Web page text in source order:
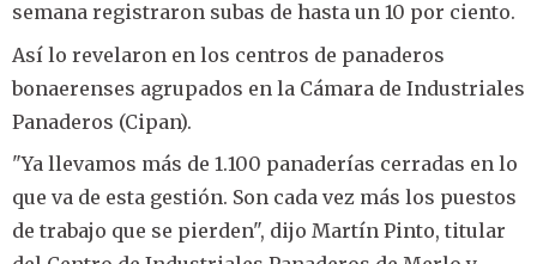
semana registraron subas de hasta un 10 por ciento.
Así lo revelaron en los centros de panaderos
bonaerenses agrupados en la Cámara de Industriales
Panaderos (Cipan).
"Ya llevamos más de 1.100 panaderías cerradas en lo
que va de esta gestión. Son cada vez más los puestos
de trabajo que se pierden", dijo Martín Pinto, titular